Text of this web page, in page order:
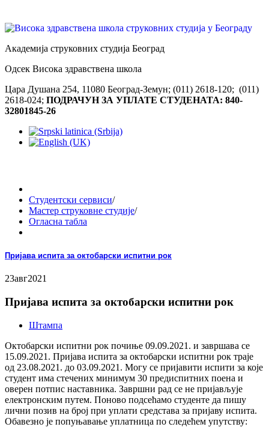
Академија струковних студија Београд
Одсек Висока здравствена школа
Цара Душана 254, 11080 Београд-Земун; (011) 2618-120; (011)
2618-024; ПОДРАЧУН ЗА УПЛАТЕ СТУДЕНАТА: 840-
32801845-26
Студентски сервиси/
Мастер струковне студије/
Огласна табла
Пријава испита за октобарски испитни рок
23авг2021
Пријава испита за октобарски испитни рок
Штампа
Октобарски испитни рок почиње 09.09.2021. и завршава се
15.09.2021. Пријава испита за октобарски испитни рок траје
од 23.08.2021. до 03.09.2021. Могу се пријавити испити за које
студент има стечених минимум 30 предиспитних поена и
оверен потпис наставника. Завршни рад се не пријављује
електронским путем. Поново подсећамо студенте да пишу
лични позив на број при уплати средстава за пријаву испита.
Обавезно је попуњавање уплатница по следећем упутству: